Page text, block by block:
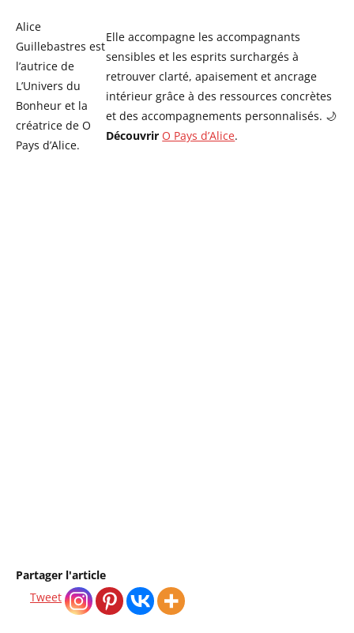
Alice
Guillebastres est
l’autrice de
L’Univers du
Bonheur et la
créatrice de O
Pays d’Alice.
Elle accompagne les accompagnants
sensibles et les esprits surchargés à
retrouver clarté, apaisement et ancrage
intérieur grâce à des ressources concrètes
et des accompagnements personnalisés. 🌙
Découvrir O Pays d’Alice.
Partager l'article
Tweet